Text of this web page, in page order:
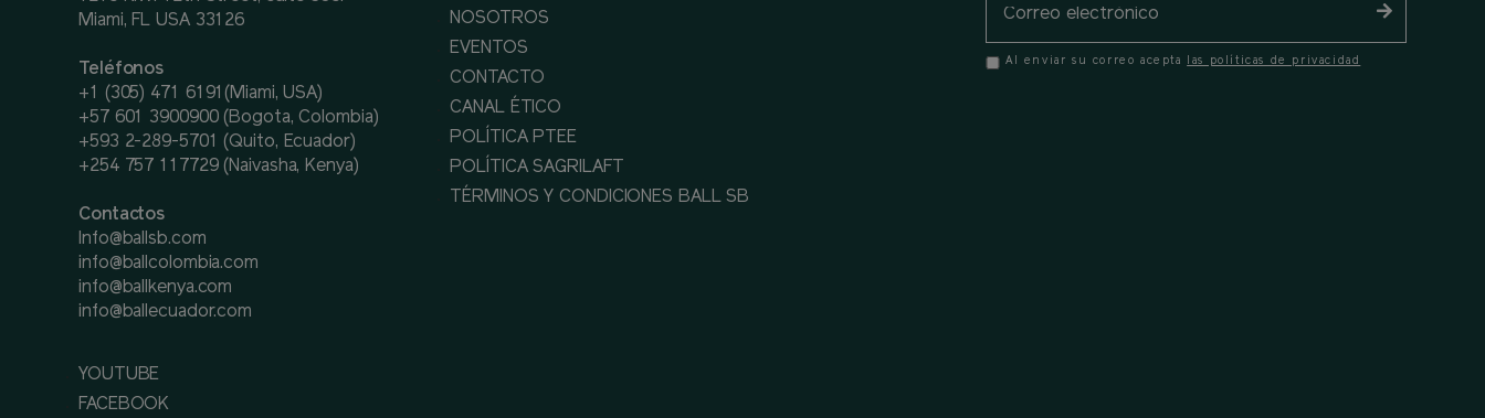
Miami, FL USA 33126
Teléfonos
+1 (305) 471 6191(Miami, USA)
+57 601 3900900 (Bogota, Colombia)
+593 2-289-5701 (Quito, Ecuador)
+254 757 117729 (Naivasha, Kenya)
Contactos
Info@ballsb.com
info@ballcolombia.com
info@ballkenya.com
info@ballecuador.com
NOSOTROS
EVENTOS
CONTACTO
CANAL ÉTICO
POLÍTICA PTEE
POLÍTICA SAGRILAFT
TÉRMINOS Y CONDICIONES BALL SB
YOUTUBE
FACEBOOK
Al enviar su correo acepta las políticas de privacidad